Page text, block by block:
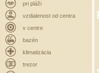
pri pláži
vzdialenost od centra
v centre
bazén
klimatizácia
trezor